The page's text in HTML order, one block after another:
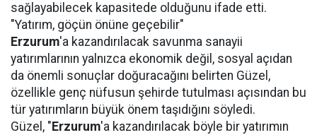
sağlayabilecek kapasitede olduğunu ifade etti.
"Yatırım, göçün önüne geçebilir"
Erzurum'a kazandırılacak savunma sanayii
yatırımlarının yalnızca ekonomik değil, sosyal açıdan
da önemli sonuçlar doğuracağını belirten Güzel,
özellikle genç nüfusun şehirde tutulması açısından bu
tür yatırımların büyük önem taşıdığını söyledi.
Güzel, " Erzurum'a kazandırılacak böyle bir yatırımın